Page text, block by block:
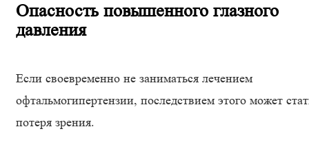
Опасность повышенного глазного
давления
Если своевременно не заниматься лечением
офтальмогипертензии, последствием этого может
потеря зрения.